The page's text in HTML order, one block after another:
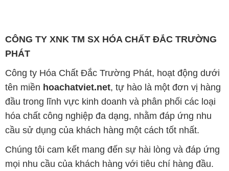
CÔNG TY XNK TM SX HÓA CHẤT ĐẮC TRƯỜNG
PHÁT
Công ty Hóa Chất Đắc Trường Phát, hoạt động dưới
tên miền hoachatviet.net, tự hào là một đơn vị hàng
đầu trong lĩnh vực kinh doanh và phân phối các loại
hóa chất công nghiệp đa dạng, nhằm đáp ứng nhu
cầu sử dụng của khách hàng một cách tốt nhất.
Chúng tôi cam kết mang đến sự hài lòng và đáp ứng
mọi nhu cầu của khách hàng với tiêu chí hàng đầu.